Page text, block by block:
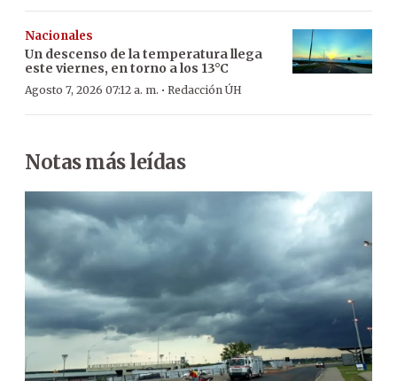
Nacionales
Un descenso de la temperatura llega
este viernes, en torno a los 13°C
Agosto 7, 2026 07:12 a. m. · Redacción ÚH
Notas más leídas